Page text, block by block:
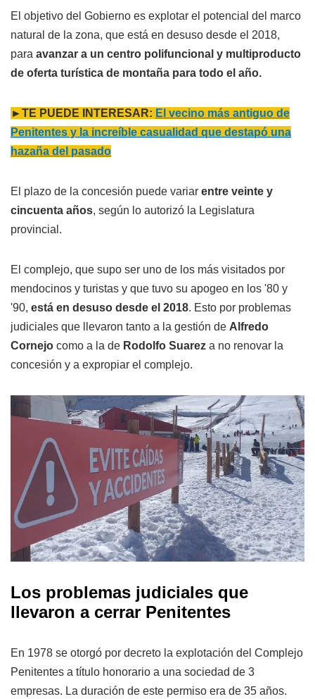
El objetivo del Gobierno es explotar el potencial del marco
natural de la zona, que está en desuso desde el 2018,
para avanzar a un centro polifuncional y multiproducto
de oferta turística de montaña para todo el año.
►TE PUEDE INTERESAR: El vecino más antiguo de
Penitentes y la increíble casualidad que destapó una
hazaña del pasado
El plazo de la concesión puede variar entre veinte y
cincuenta años, según lo autorizó la Legislatura
provincial.
El complejo, que supo ser uno de los más visitados por
mendocinos y turistas y que tuvo su apogeo en los '80 y
'90, está en desuso desde el 2018. Esto por problemas
judiciales que llevaron tanto a la gestión de Alfredo
Cornejo como a la de Rodolfo Suarez a no renovar la
concesión y a expropiar el complejo.
Los problemas judiciales que
llevaron a cerrar Penitentes
En 1978 se otorgó por decreto la explotación del Complejo
Penitentes a título honorario a una sociedad de 3
empresas. La duración de este permiso era de 35 años.